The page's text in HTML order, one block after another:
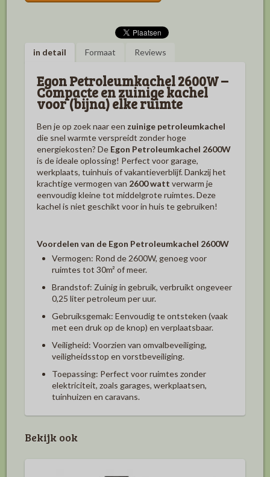
in detail Formaat Reviews
Egon Petroleumkachel 2600W –
Compacte en zuinige kachel
voor (bijna) elke ruimte
Ben je op zoek naar een zuinige petroleumkachel
die snel warmte verspreidt zonder hoge
energiekosten? De Egon Petroleumkachel 2600W
is de ideale oplossing! Perfect voor garage,
werkplaats, tuinhuis of vakantieverblijf. Dankzij het
krachtige vermogen van 2600 watt verwarm je
eenvoudig kleine tot middelgrote ruimtes. Deze
kachel is niet geschikt voor in huis te gebruiken!
Voordelen van de Egon Petroleumkachel 2600W
Vermogen: Rond de 2600W, genoeg voor
ruimtes tot 30m² of meer.
Brandstof: Zuinig in gebruik, verbruikt ongeveer
0,25 liter petroleum per uur.
Gebruiksgemak: Eenvoudig te ontsteken (vaak
met een druk op de knop) en verplaatsbaar.
Veiligheid: Voorzien van omvalbeveiliging,
veiligheidsstop en vorstbeveiliging.
Toepassing: Perfect voor ruimtes zonder
elektriciteit, zoals garages, werkplaatsen,
tuinhuizen en caravans.
Bekijk ook